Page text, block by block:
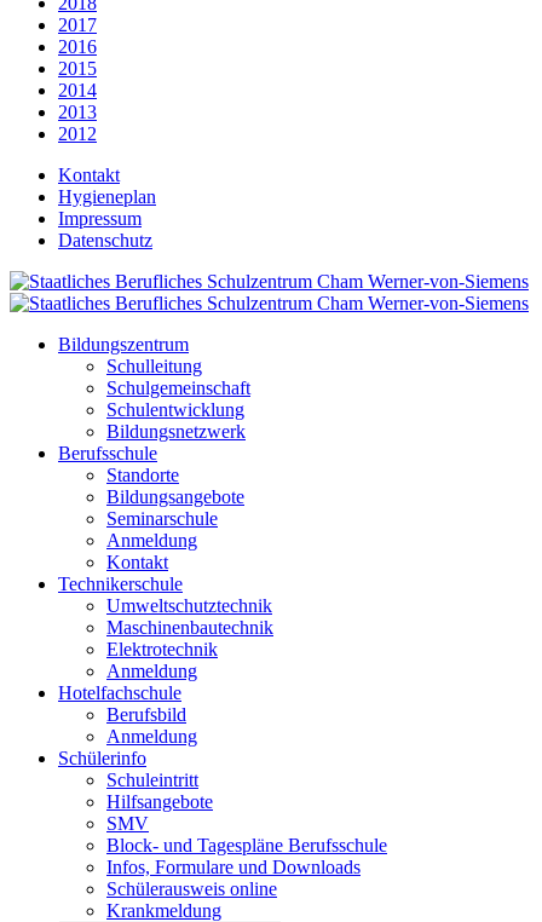
2017
2016
2015
2014
2013
2012
Kontakt
Hygieneplan
Impressum
Datenschutz
Bildungszentrum
Schulleitung
Schulgemeinschaft
Schulentwicklung
Bildungsnetzwerk
Berufsschule
Standorte
Bildungsangebote
Seminarschule
Anmeldung
Kontakt
Technikerschule
Umweltschutztechnik
Maschinenbautechnik
Elektrotechnik
Anmeldung
Hotelfachschule
Berufsbild
Anmeldung
Schülerinfo
Schuleintritt
Hilfsangebote
SMV
Block- und Tagespläne Berufsschule
Infos, Formulare und Downloads
Schülerausweis online
Krankmeldung